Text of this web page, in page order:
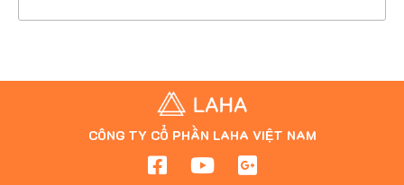
CÔNG TY CỔ PHẦN LAHA VIỆT NAM